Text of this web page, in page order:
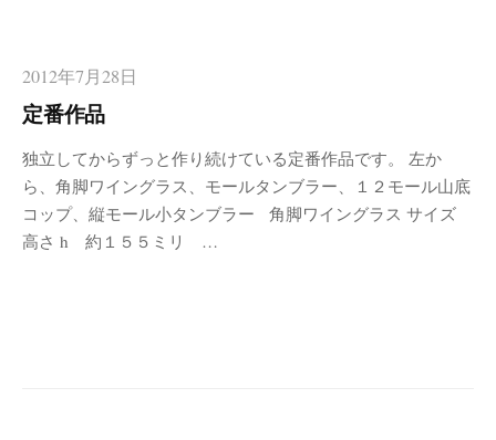
2012年7月28日
定番作品
独立してからずっと作り続けている定番作品です。 左か
ら、角脚ワイングラス、モールタンブラー、１２モール山底
コップ、縦モール小タンブラー 角脚ワイングラス サイズ
高さ h 約１５５ミリ …